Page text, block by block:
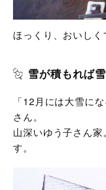
ほっくり、おいしく
雪が積もれば
「12月には大雪に
さん。
山深いゆう子さん
す。